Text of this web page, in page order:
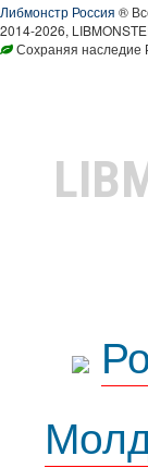
Либмонстр Россия ®
2014-2026,
Сохраняя наследие